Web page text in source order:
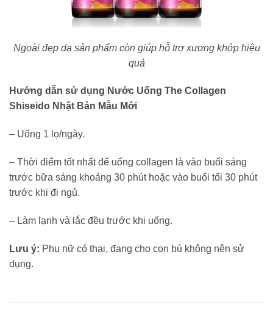
Ngoài đẹp da sản phẩm còn giúp hỗ trợ xương khớp hiệu
quả
Hướng dẫn sử dụng Nước Uống The Collagen
Shiseido Nhật Bản Mẫu Mới
– Uống 1 lọ/ngày.
– Thời điểm tốt nhất để uống collagen là vào buổi sáng
trước bữa sáng khoảng 30 phút hoặc vào buổi tối 30 phút
trước khi đi ngủ.
– Làm lạnh và lắc đều trước khi uống.
Lưu ý: Phụ nữ có thai, đang cho con bú không nên sử
dụng.